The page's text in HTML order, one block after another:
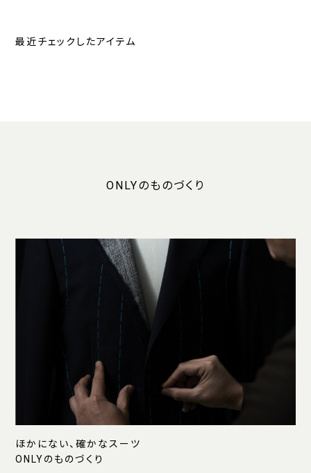
最近チェックしたアイテム
ONLYのものづくり
ほかにない、確かなスーツ
ONLYのものづくり